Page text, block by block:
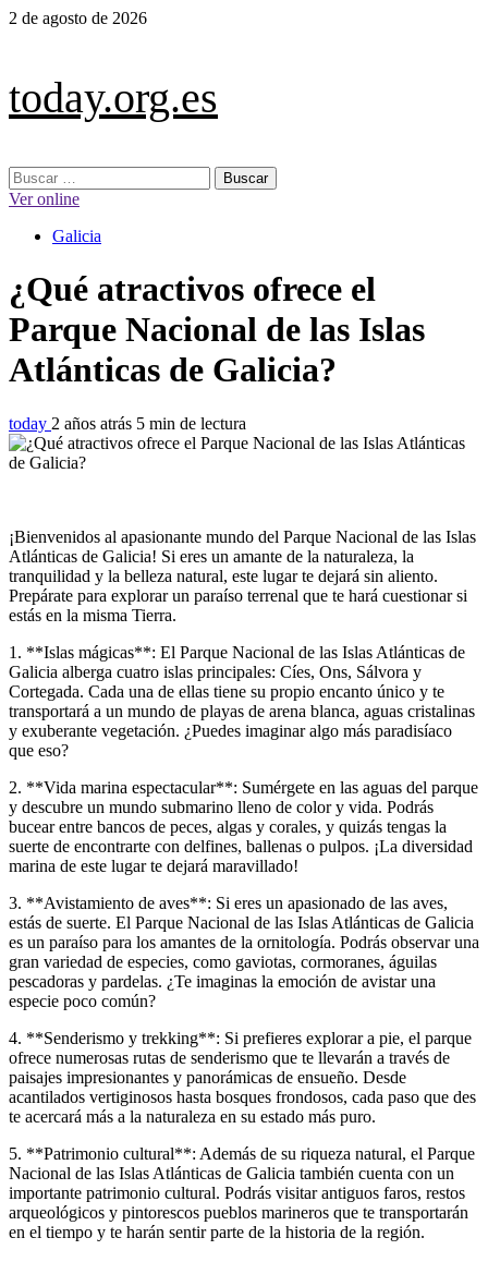
Saltar
2 de agosto de 2026
today.org.es
Menú
principal
Buscar:
Ver online
Galicia
¿Qué atractivos ofrece el
Parque Nacional de las Islas
Atlánticas de Galicia?
today 2 años atrás 5 min de lectura
¡Bienvenidos al apasionante mundo del Parque Nacional de las Islas
Atlánticas de Galicia! Si eres un amante de la naturaleza, la
tranquilidad y la belleza natural, este lugar te dejará sin aliento.
Prepárate para explorar un paraíso terrenal que te hará cuestionar si
estás en la misma Tierra.
1. **Islas mágicas**: El Parque Nacional de las Islas Atlánticas de
Galicia alberga cuatro islas principales: Cíes, Ons, Sálvora y
Cortegada. Cada una de ellas tiene su propio encanto único y te
transportará a un mundo de playas de arena blanca, aguas cristalinas
y exuberante vegetación. ¿Puedes imaginar algo más paradisíaco
que eso?
2. **Vida marina espectacular**: Sumérgete en las aguas del parque
y descubre un mundo submarino lleno de color y vida. Podrás
bucear entre bancos de peces, algas y corales, y quizás tengas la
suerte de encontrarte con delfines, ballenas o pulpos. ¡La diversidad
marina de este lugar te dejará maravillado!
3. **Avistamiento de aves**: Si eres un apasionado de las aves,
estás de suerte. El Parque Nacional de las Islas Atlánticas de Galicia
es un paraíso para los amantes de la ornitología. Podrás observar una
gran variedad de especies, como gaviotas, cormoranes, águilas
pescadoras y pardelas. ¿Te imaginas la emoción de avistar una
especie poco común?
4. **Senderismo y trekking**: Si prefieres explorar a pie, el parque
ofrece numerosas rutas de senderismo que te llevarán a través de
paisajes impresionantes y panorámicas de ensueño. Desde
acantilados vertiginosos hasta bosques frondosos, cada paso que des
te acercará más a la naturaleza en su estado más puro.
5. **Patrimonio cultural**: Además de su riqueza natural, el Parque
Nacional de las Islas Atlánticas de Galicia también cuenta con un
importante patrimonio cultural. Podrás visitar antiguos faros, restos
arqueológicos y pintorescos pueblos marineros que te transportarán
en el tiempo y te harán sentir parte de la historia de la región.